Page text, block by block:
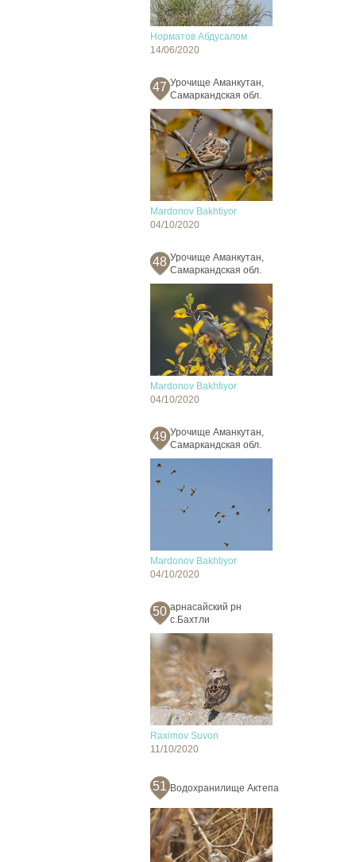
Норматов Абдусалом
14/06/2020
47 Урочище Аманкутан,
Самаркандская обл.
Mardonov Bakhtiyor
04/10/2020
48 Урочище Аманкутан,
Самаркандская обл.
Mardonov Bakhtiyor
04/10/2020
49 Урочище Аманкутан,
Самаркандская обл.
Mardonov Bakhtiyor
04/10/2020
50 арнасайский рн
с.Бахтли
Raximov Suvon
11/10/2020
51 Водохранилище Актепа